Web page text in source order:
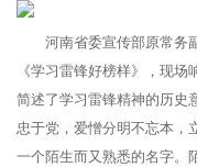
河南省委宣传部原常务
《学习雷锋好榜样》，现
简述了学习雷锋精神的历史
忠于党，爱憎分明不忘本，
一个陌生而又熟悉的名字。